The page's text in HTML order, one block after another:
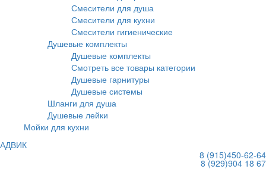
Смесители для душа
Смесители для кухни
Смесители гигиенические
Душевые комплекты
Душевые комплекты
Смотреть все товары категории
Душевые гарнитуры
Душевые системы
Шланги для душа
Душевые лейки
Мойки для кухни
АДВИК
8 (915)450-62-64
8 (929)904 18 67